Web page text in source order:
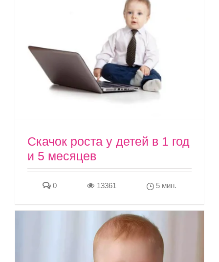
Скачок роста у детей в 1 год
и 5 месяцев
0 13361 5 мин.